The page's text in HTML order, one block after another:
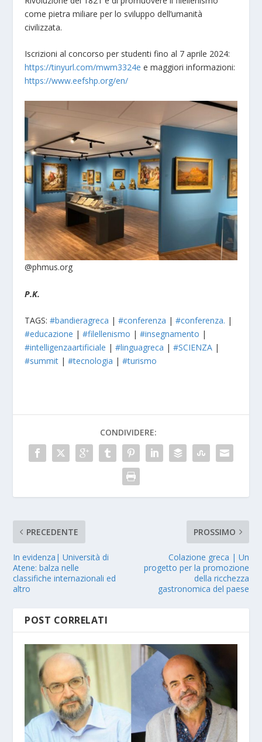
come pietra miliare per lo sviluppo dell’umanità
civilizzata.
Iscrizioni al concorso per studenti fino al 7 aprile 2024:
https://tinyurl.com/mwm3324e e maggiori informazioni:
https://www.eefshp.org/en/
@phmus.org
P.K.
TAGS:#bandieragreca |#conferenza |#conferenza. |
#educazione |#filellenismo |#insegnamento |
#intelligenzaartificiale |#linguagreca |#SCIENZA |
#summit |#tecnologia |#turismo
CONDIVIDERE:
PRECEDENTE
In evidenza| Università di
Atene: balza nelle
classifiche internazionali ed
altro
PROSSIMO
Colazione greca | Un
progetto per la promozione
della ricchezza
gastronomica del paese
POST CORRELATI